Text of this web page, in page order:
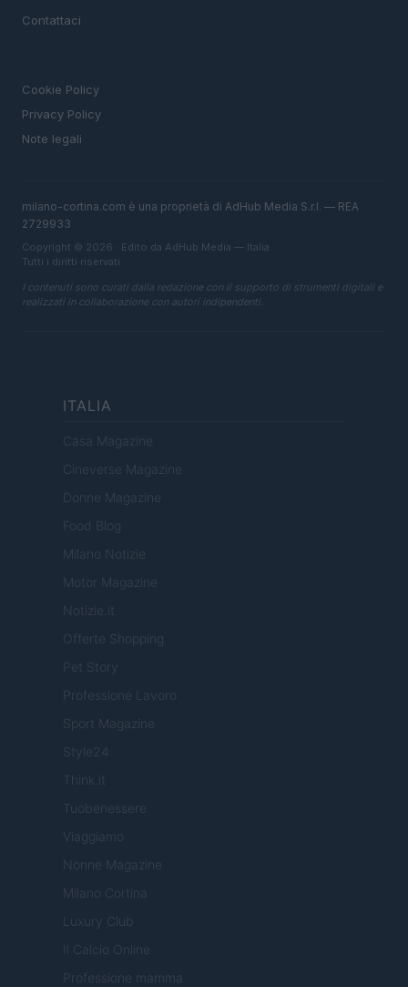
Contattaci
Cookie Policy
Privacy Policy
Note legali
milano-cortina.com è una proprietà di AdHub Media S.r.l. — REA
2729933
Copyright © 2026 · Edito da AdHub Media — Italia
Tutti i diritti riservati
I contenuti sono curati dalla redazione con il supporto di strumenti digitali e
realizzati in collaborazione con autori indipendenti.
ITALIA
Casa Magazine
Cineverse Magazine
Donne Magazine
Food Blog
Milano Notizie
Motor Magazine
Notizie.it
Offerte Shopping
Pet Story
Professione Lavoro
Sport Magazine
Style24
Think.it
Tuobenessere
Viaggiamo
Nonne Magazine
Milano Cortina
Luxury Club
Il Calcio Online
Professione mamma